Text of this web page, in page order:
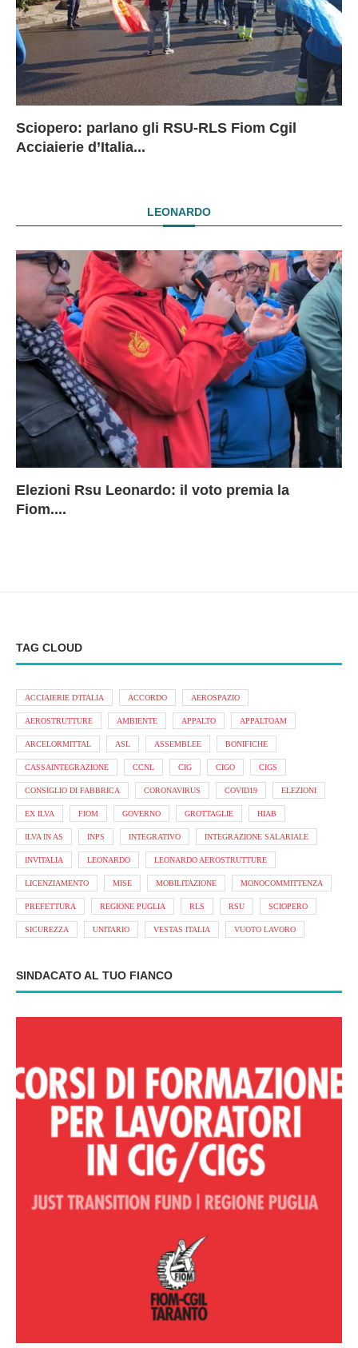
Sciopero: parlano gli RSU-RLS Fiom Cgil
Acciaierie d’Italia...
LEONARDO
Elezioni Rsu Leonardo: il voto premia la
Fiom....
TAG CLOUD
ACCIAIERIE D'ITALIA ACCORDO AEROSPAZIO
AEROSTRUTTURE AMBIENTE APPALTO APPALTOAM
ARCELORMITTAL ASL ASSEMBLEE BONIFICHE
CASSAINTEGRAZIONE CCNL CIG CIGO CIGS
CONSIGLIO DI FABBRICA CORONAVIRUS COVID19 ELEZIONI
EX ILVA FIOM GOVERNO GROTTAGLIE HIAB
ILVA IN AS INPS INTEGRATIVO INTEGRAZIONE SALARIALE
INVITALIA LEONARDO LEONARDO AEROSTRUTTURE
LICENZIAMENTO MISE MOBILITAZIONE MONOCOMMITTENZA
PREFETTURA REGIONE PUGLIA RLS RSU SCIOPERO
SICUREZZA UNITARIO VESTAS ITALIA VUOTO LAVORO
SINDACATO AL TUO FIANCO